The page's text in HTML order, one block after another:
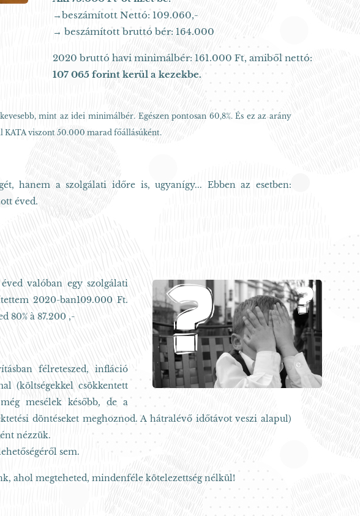
→beszámított Nettó: 109.060,-
→ beszámított bruttó bér: 164.000
2020 bruttó havi minimálbér: 161.000 Ft, amiből nettó:
107 065 forint kerül a kezekbe.
mint az idei minimálbér. Egészen pontosan 60,8%. És ez az arány
KATA viszont 50.000 marad főállásúként.
hanem a szolgálati időre is, ugyanígy... Ebben az esetben:
éved.
valóban egy szolgálati
2020-ban109.000 Ft.
80% à 87.200 ,-
félreteszed, infláció
(költségekkel csökkentett
mesélek később, de a
döntéseket meghoznod. A hátralévő időtávot veszi alapul)
nézzük.
sem.
ahol megteheted, mindenféle kötelezettség nélkül!